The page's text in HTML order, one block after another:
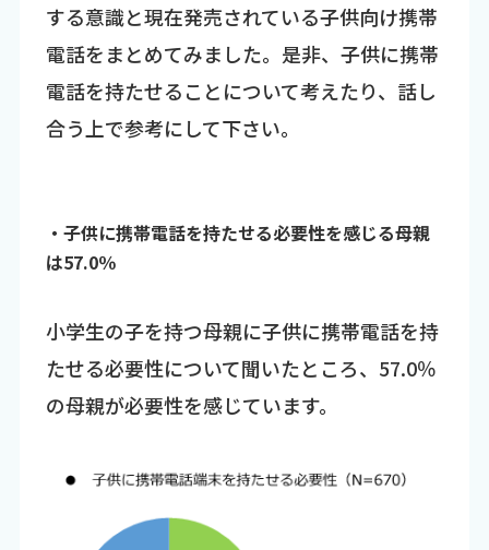
する意識と現在発売されている子供向け携帯
電話をまとめてみました。是非、子供に携帯
電話を持たせることについて考えたり、話し
合う上で参考にして下さい。
・子供に携帯電話を持たせる必要性を感じる母親
は57.0％
小学生の子を持つ母親に子供に携帯電話を持
たせる必要性について聞いたところ、57.0％
の母親が必要性を感じています。